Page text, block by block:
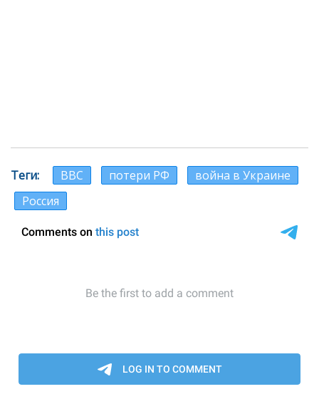
Теги ВВС потери РФ
война в Украине
Россия